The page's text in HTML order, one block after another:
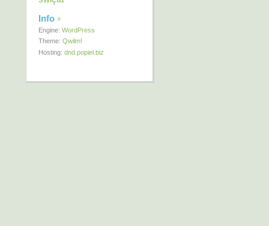
Info
Engine: WordPress
Theme: Qwilm!
Hosting: dnd.popiel.biz